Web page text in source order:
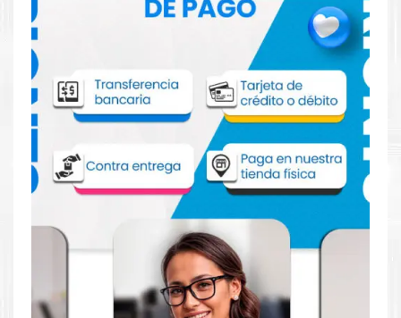
Comprar Toner Canon GPR 53 Magenta
para impresora 3330 3325 3530 3530
3025
Aprovecha nuestra experiencia y atención para adquirir tus
productos. Tenemos promociones todos los dias. Escríbenos o
visítanos hoy para encontrar la solución perfecta para tu
impresora
Toner Canon GPR 53 Magenta para
impresora 3330 3325 3530 3530 3025
Dónde comprar Toner Canon GPR 53